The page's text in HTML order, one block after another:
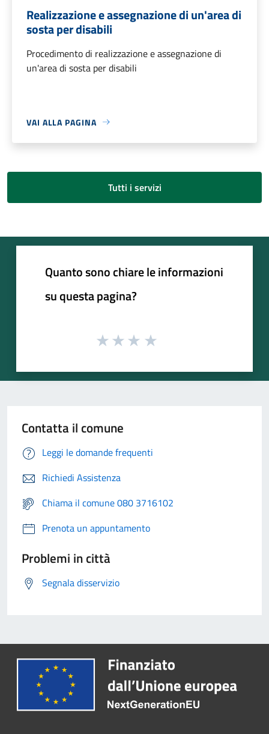
Realizzazione e assegnazione di un'area di
sosta per disabili
Procedimento di realizzazione e assegnazione di
un'area di sosta per disabili
VAI ALLA PAGINA
Tutti i servizi
Quanto sono chiare le informazioni
su questa pagina?
Contatta il comune
Leggi le domande frequenti
Richiedi Assistenza
Chiama il comune 080 3716102
Prenota un appuntamento
Problemi in città
Segnala disservizio